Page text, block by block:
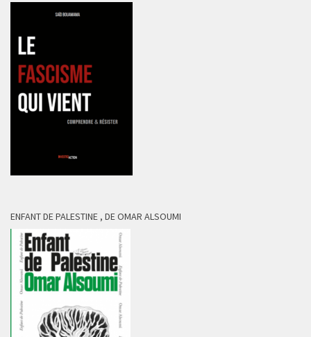
ENFANT DE PALESTINE , DE OMAR ALSOUMI